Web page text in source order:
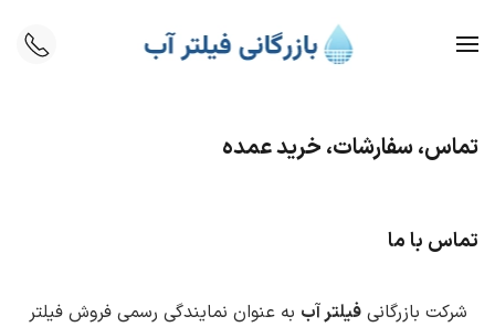
Skip to main content
تماس، سفارشات، خرید عمده
تماس با ما
شرکت بازرگانیفیلتر آب به عنوان نمایندگی رسمی فروش فیلتر